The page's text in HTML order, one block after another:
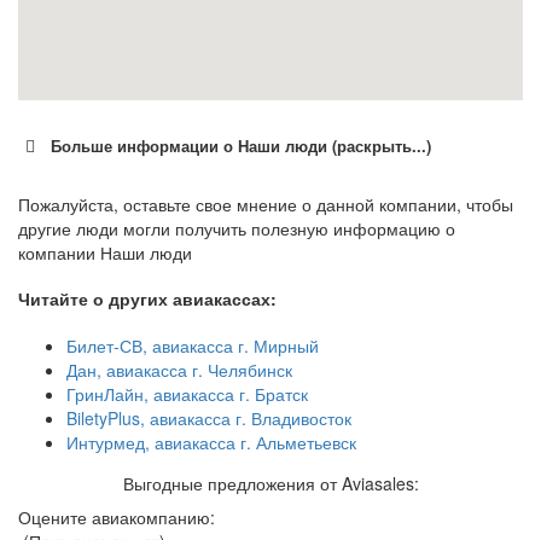
Больше информации о Наши люди (раскрыть...)
Пожалуйста, оставьте свое мнение о данной компании, чтобы
другие люди могли получить полезную информацию о
компании Наши люди
Читайте о других авиакассах:
Билет-СВ, авиакасса г. Мирный
Дан, авиакасса г. Челябинск
ГринЛайн, авиакасса г. Братск
BiletyPlus, авиакасса г. Владивосток
Интурмед, авиакасса г. Альметьевск
Выгодные предложения от Aviasales:
Оцените авиакомпанию: